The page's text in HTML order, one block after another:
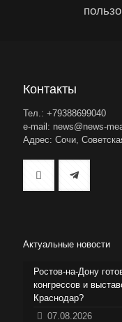
Контакты
Тел.: +79388699040
e-mail: news@news-
Адрес: Сочи,
Актуальные новости
Ростов-на-Дону
конгрессов и
Краснодар?
07.08.2026